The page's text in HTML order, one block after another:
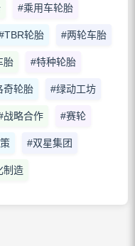
#乘用车轮胎
轮胎 #两轮车胎
胎 #特种轮胎
奇轮胎 #绿动工坊
战略合作 #赛轮
#双星集团
制造